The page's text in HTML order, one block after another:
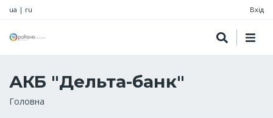
ua | ru Вхід
АКБ "Дельта-банк"
Рядок
Головна